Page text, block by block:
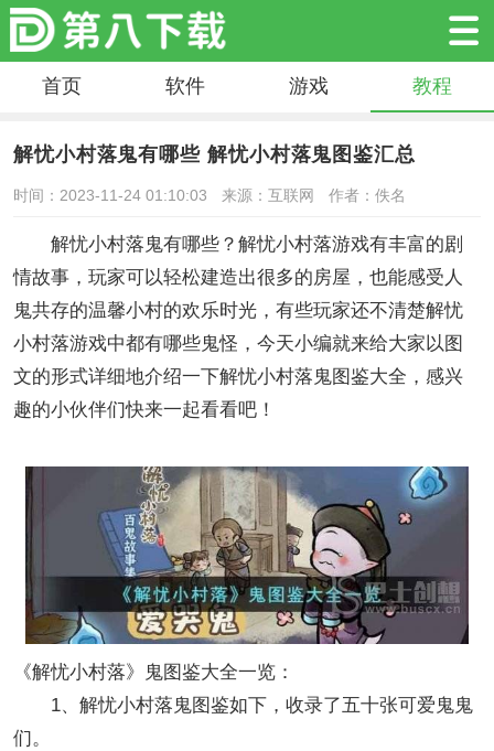
首页 软件 游戏 教程
解忧小村落鬼有哪些 解忧小村落鬼图鉴汇总
时间：2023-11-24 01:10:03 来源：互联网 作者：佚名
解忧小村落鬼有哪些？解忧小村落游戏有丰富的剧
情故事，玩家可以轻松建造出很多的房屋，也能感受人
鬼共存的温馨小村的欢乐时光，有些玩家还不清楚解忧
小村落游戏中都有哪些鬼怪，今天小编就来给大家以图
文的形式详细地介绍一下解忧小村落鬼图鉴大全，感兴
趣的小伙伴们快来一起看看吧！
《解忧小村落》鬼图鉴大全一览：
1、解忧小村落鬼图鉴如下，收录了五十张可爱鬼鬼
们。